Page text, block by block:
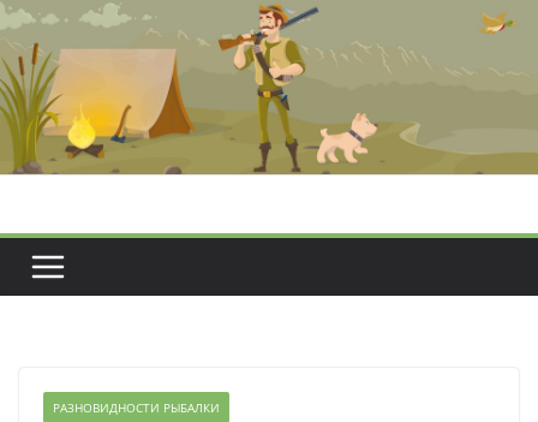
Перейти
содержимому
РАЗНОВИДНОСТИ РЫБАЛКИ